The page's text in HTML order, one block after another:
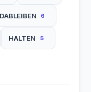
DABLEIBEN 6
HALTEN 5